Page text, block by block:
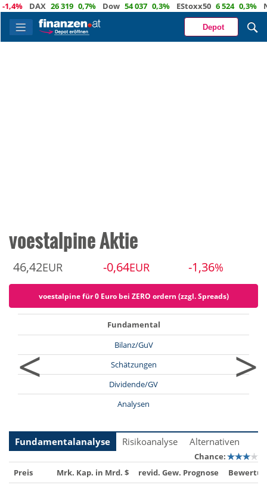
DAX 26 319 0,7% Dow 54 037 0,3% EStoxx50 6 524 0,3%
Depot
voestalpine Aktie
46,42EUR -0,64EUR -1,36%
voestalpine für 0 Euro bei ZERO ordern (zzgl. Spreads)
<
Fundamental
Bilanz/GuV
Schätzungen
Dividende/GV
Analysen
>
Fundamentalanalyse Risikoanalyse Alternativen
Chance:
Preis
Mrk. Kap. in Mrd. $ revid. Gew. Prognose